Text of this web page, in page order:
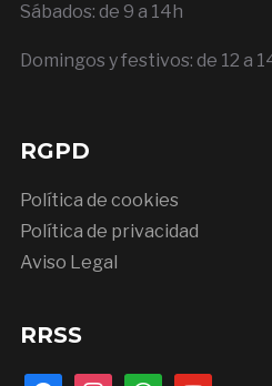
Sábados: de 9 a 14h
Domingos y festivos: de 12 a
RGPD
Política de cookies
Política de privacidad
Aviso Legal
RRSS